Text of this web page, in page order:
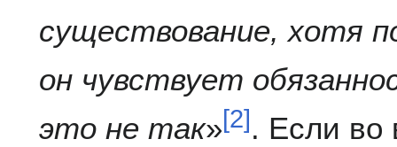
существование, хотя
он чувствует
это не так»[2] . Если во